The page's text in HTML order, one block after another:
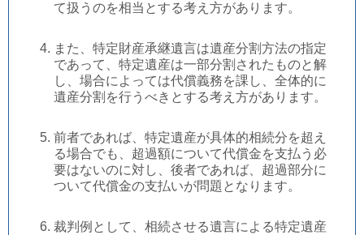
て扱うのを相当とする考え方があります。
また、特定財産承継遺言は遺産分割方法の指定
であって、特定遺産は一部分割されたものと解
し、場合によっては代償義務を課し、全体的に
遺産分割を行うべきとする考え方があります。
前者であれば、特定遺産が具体的相続分を超え
る場合でも、超過額について代償金を支払う必
要はないのに対し、後者であれば、超過部分に
ついて代償金の支払いが問題となります。
裁判例として、相続させる遺言による特定遺産